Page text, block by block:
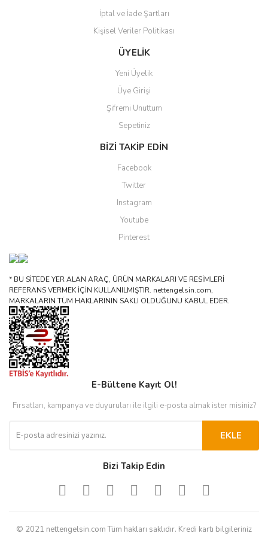
Gönder
İptal ve İade Şartları
Kişisel Veriler Politikası
ÜYELİK
Yeni Üyelik
Üye Girişi
Şifremi Unuttum
Sepetiniz
BİZİ TAKİP EDİN
Facebook
Twitter
Instagram
Youtube
Pinterest
* BU SİTEDE YER ALAN ARAÇ, ÜRÜN MARKALARI VE RESİMLERİ
REFERANS VERMEK İÇİN KULLANILMIŞTIR. nettengelsin.com,
MARKALARIN TÜM HAKLARININ SAKLI OLDUĞUNU KABUL EDER.
E-Bültene Kayıt Ol!
Fırsatları, kampanya ve duyuruları ile ilgili e-posta almak ister misiniz?
EKLE
Bizi Takip Edin
© 2021 nettengelsin.com Tüm hakları saklıdır. Kredi kartı bilgileriniz